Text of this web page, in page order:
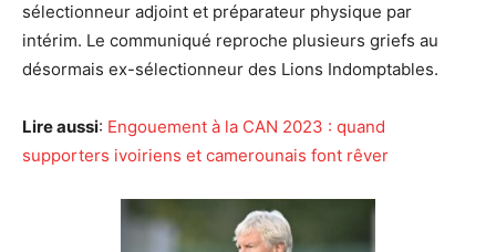
sélectionneur adjoint et préparateur physique par
intérim. Le communiqué reproche plusieurs griefs au
désormais ex-sélectionneur des Lions Indomptables.
Lire aussi: Engouement à la CAN 2023 : quand
supporters ivoiriens et camerounais font rêver